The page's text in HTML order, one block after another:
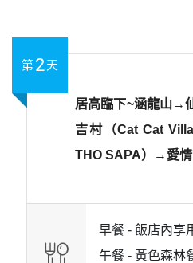
第2天
居高臨下~涵龍山→
吉村（Cat Cat
THO SAPA）→愛
早餐 - 飯店內享
午餐 - 黃色森林